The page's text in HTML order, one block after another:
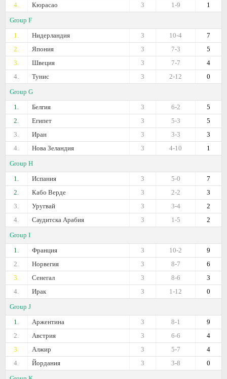
4.
Кюрасао 1
1-9
3
Group F
1.
Нидерландия 7
10-4
3
2.
Япония 5
7-3
3
3.
Швеция 4
7-7
3
4.
Тунис 0
2-12
3
Group G
1.
Белгия 5
6-2
3
2.
Египет 5
5-3
3
3.
Иран 3
3-3
3
4.
Нова Зеландия 1
4-10
3
Group H
1.
Испания 7
5-0
3
2.
Кабо Верде 3
2-2
3
3.
Уругвай 2
3-4
3
4.
Саудитска Арабия 2
1-5
3
Group I
1.
Франция 9
10-2
3
2.
Норвегия 6
8-7
3
3.
Сенегал 3
8-6
3
4.
Ирак 0
1-12
3
Group J
1.
Аржентина 9
8-1
3
2.
Австрия 4
6-6
3
3.
Алжир 4
5-7
3
4.
Йордания 0
3-8
3